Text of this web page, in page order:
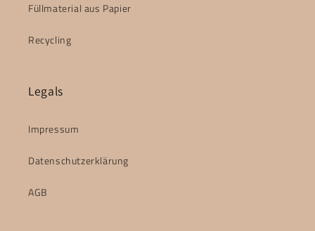
Füllmaterial aus Papier
Recycling
Legals
Impressum
Datenschutzerklärung
AGB